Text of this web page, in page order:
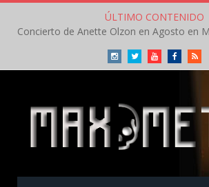
ÚLTIMO CONTENIDO
InstagramTwitterYoutubeFacebookRSS